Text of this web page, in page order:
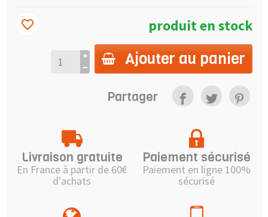
produit en stock
Ajouter au panier
favorite_border
Partager
Livraison gratuite
En France à partir de 60€
d'achats
Paiement sécurisé
Paiement en ligne 100%
sécurisé